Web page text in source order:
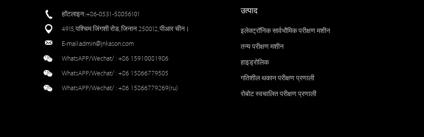
हॉटलाइन::+86-0531-58056101
4915, पश्चिम जिंगशी रोड, जिनान 250012, पीआर चीन।
E-mail:admin@jnkason.com
WhatsAPP/Wechat/ : +86 15910081986
WhatsAPP/Wechat/ : +86 15866779505
WhatsAPP/Wechat/ : +86 15866779269(ru)
उत्पाद
इलेक्ट्रॉनिक सार्वभौमिक परीक्षण मशीन
तन्य परीक्षण मशीन
हाइड्रोलिक
गतिशील थकान परीक्षण प्रणाली
रोबोट स्वचालित परीक्षण प्रणाली